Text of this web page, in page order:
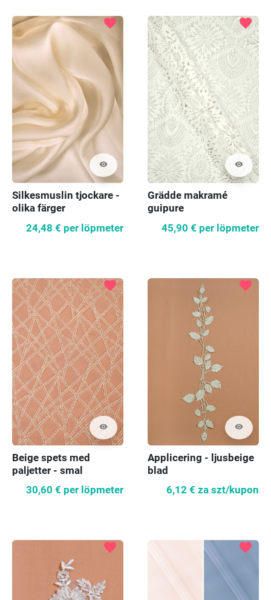
visibility
favorite
Silkesmuslin tjockare -
olika färger
24,48 € per löpmeter
visibility
favorite
Grädde makramé
guipure
45,90 € per löpmeter
visibility
favorite
Beige spets med
paljetter - smal
30,60 € per löpmeter
visibility
favorite
Applicering - ljusbeige
blad
6,12 € za szt/kupon
favorite favorite